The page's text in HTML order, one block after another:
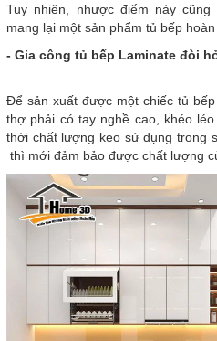
Tuy nhiên, nhược điểm này
mang lại một sản phẩm tủ bếp hoàn
- Gia công tủ bếp Laminate đòi
Để sản xuất được một chiếc tủ
thợ phải có tay nghề cao, khéo
thời chất lượng keo sử dụng trong
thì mới đảm bảo được chất lượng